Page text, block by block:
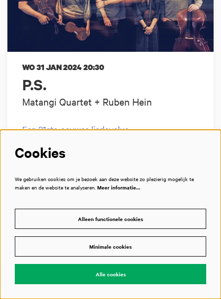
P.S.
Matangi Quartet + Ruben Hein
WO 31 JAN 202420:30
Een 21ste-eeuwse liedcyclus
Bimhuis
Geweest
Cookies
We gebruiken cookies om je bezoek aan deze website zo plezierig mogelijk te
maken en de website te analyseren. Meer informatie…
Alleen functionele cookies
Minimale cookies
Alle cookies